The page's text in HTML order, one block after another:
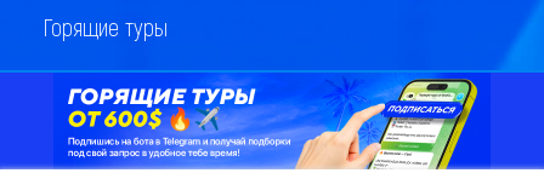
Горящие туры